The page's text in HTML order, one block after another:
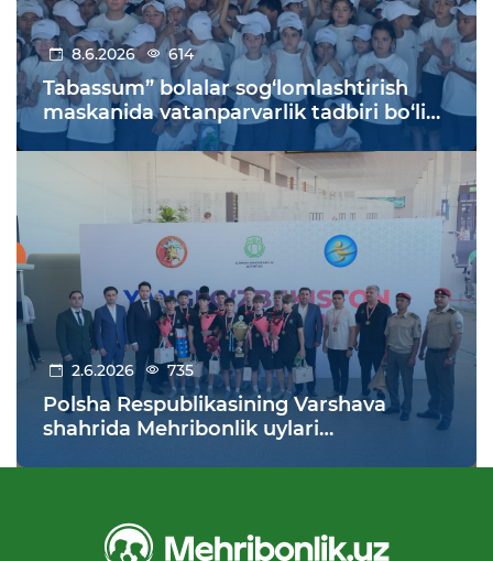
8.6.2026 614
Tabassum” bolalar sog‘lomlashtirish
maskanida vatanparvarlik tadbiri bo‘lib
o‘tdi
2.6.2026 735
Polsha Respublikasining Varshava
shahrida Mehribonlik uylari